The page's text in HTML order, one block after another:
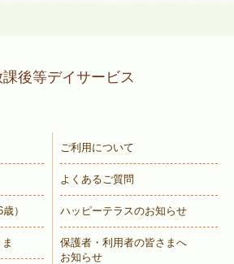
課後等デイサービス
歳）
ご利用について
よくあるご質問
ハッピーテラスのお知らせ
保護者・利用者の皆さまへ
お知らせ